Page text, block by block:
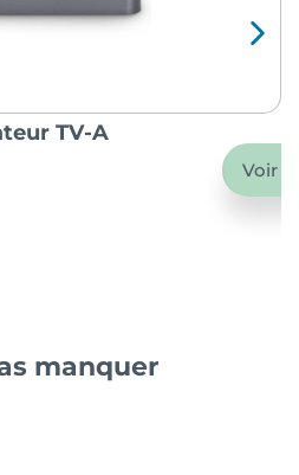
TV-A
Voir
manquer